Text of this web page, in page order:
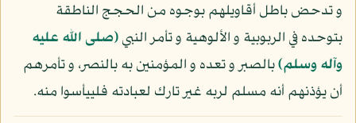
و تدحض باطل أقاويلهم بوجوه من الحجج الناطقة
بتوحده في الربوبية و الألوهية و تأمر النبي(صلى الله عليه
وآله وسلم)بالصبر و تعده و المؤمنين به بالنصر، و تأمرهم
أن يؤذنهم أنه مسلم لربه غير تارك لعبادته فلييأسوا منه.